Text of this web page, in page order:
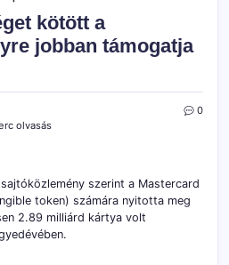
kötött a
jobban támogatja
olvasás
0
szerint a Mastercard
token) számára nyitotta meg
2.89 milliárd kártya volt